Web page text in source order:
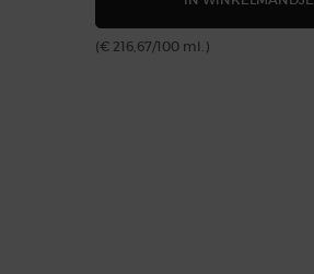
(€ 216,67/100 ml.)